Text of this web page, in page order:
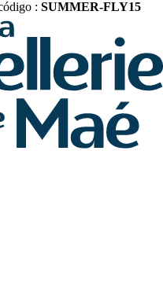
: SUMMER-FLY15